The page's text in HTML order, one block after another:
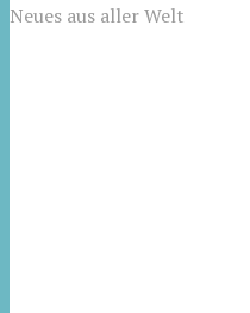
Neues aus aller Welt